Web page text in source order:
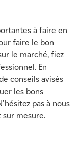
à faire en
faire le bon
le marché, fiez
En
conseils avisés
les bons
pas à nous
mesure.